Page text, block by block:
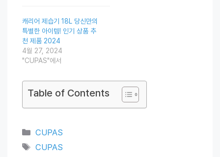
캐리어 제습기 18L 당신만의
특별한 아이템! 인기 상품 추
천 제품 2024
4월 27, 2024
"CUPAS"에서
Table of Contents
Categories
CUPAS
Tags
CUPAS